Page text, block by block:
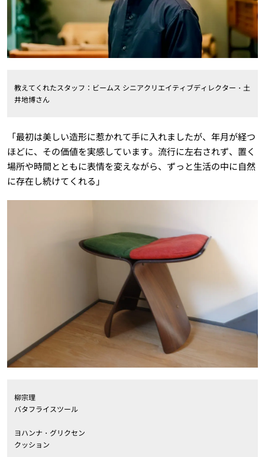
教えてくれたスタッフ：ビームス シニアクリエイティブディレクター・土
井地博さん
「最初は美しい造形に惹かれて手に入れましたが、年月が経つ
ほどに、その価値を実感しています。流行に左右されず、置く
場所や時間とともに表情を変えながら、ずっと生活の中に自然
に存在し続けてくれる」
柳宗理
バタフライスツール
ヨハンナ・グリクセン
クッション